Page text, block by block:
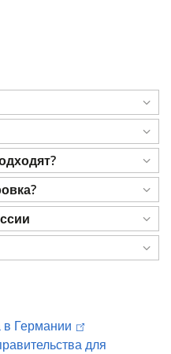
в Германии
для